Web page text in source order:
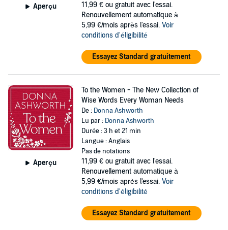
Aperçu 11,99 € ou gratuit avec l'essai.
Renouvellement automatique à
5,99 €/mois après l'essai. Voir
conditions d'éligibilité
Essayez Standard gratuitement
Aperçu
To the Women - The New Collection of
Wise Words Every Woman Needs
De : Donna Ashworth
Lu par : Donna Ashworth
Durée : 3 h et 21 min
Langue : Anglais
Pas de notations
11,99 € ou gratuit avec l'essai.
Renouvellement automatique à
5,99 €/mois après l'essai. Voir
conditions d'éligibilité
Essayez Standard gratuitement